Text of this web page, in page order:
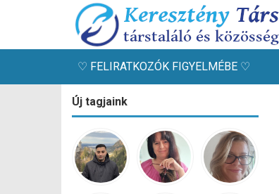
♡ FELIRATKOZÓK FIGYELMÉBE ♡
Új tagjaink